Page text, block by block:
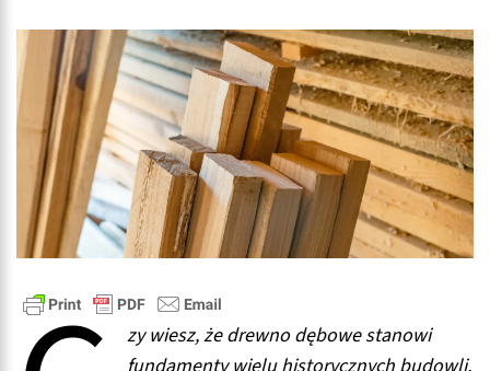
zy wiesz, że drewno dębowe stanowi